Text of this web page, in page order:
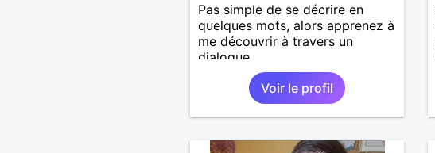
Pas simple de se décrire en
quelques mots, alors apprenez à
me découvrir à travers un
dialogue.
Voir le profil